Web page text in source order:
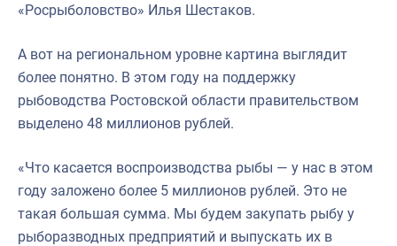
«Росрыболовство» Илья Шестаков.
А вот на региональном уровне картина выглядит
более понятно. В этом году на поддержку
рыбоводства Ростовской области правительством
выделено 48 миллионов рублей.
«Что касается воспроизводства рыбы — у нас в этом
году заложено более 5 миллионов рублей. Это не
такая большая сумма. Мы будем закупать рыбу у
рыборазводных предприятий и выпускать их в